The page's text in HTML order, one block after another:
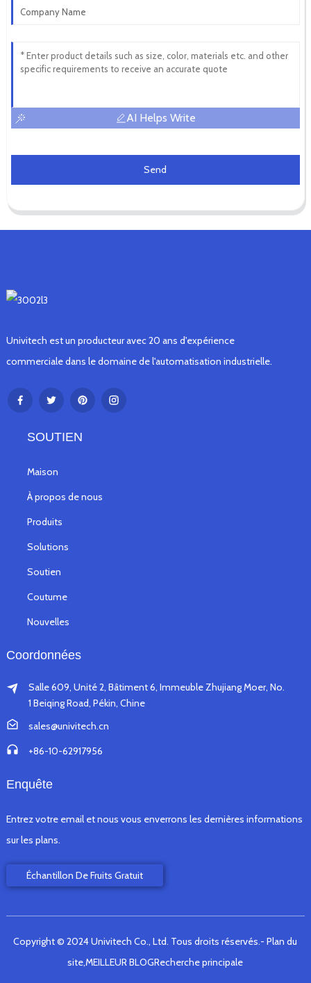
AI Helps Write
Send
Univitech est un producteur avec 20 ans d'expérience
commerciale dans le domaine de l'automatisation industrielle.
SOUTIEN
Maison
À propos de nous
Produits
Solutions
Soutien
Coutume
Nouvelles
Coordonnées
Salle 609, Unité 2, Bâtiment 6, Immeuble Zhujiang Moer, No.
1 Beiqing Road, Pékin, Chine
sales@univitech.cn
+86-10-62917956
Enquête
Entrez votre email et nous vous enverrons les dernières informations
sur les plans.
Échantillon De Fruits Gratuit
Copyright © 2024 Univitech Co., Ltd. Tous droits réservés.- Plan du
site,MEILLEUR BLOGRecherche principale